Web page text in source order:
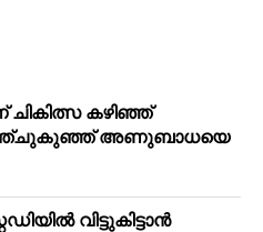
കഴിഞ്ഞ്
പിഞ്ചുകുഞ്ഞ് അണുബാധയെ
വിട്ടുകിട്ടാന്‍